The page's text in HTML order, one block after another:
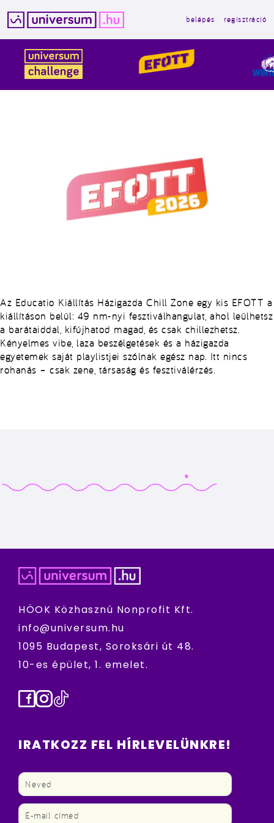
tartalomba
belépés regisztráció
Az Educatio Kiállítás Házigazda Chill Zone egy kis EFOTT a
kiállításon belül: 49 nm-nyi fesztiválhangulat, ahol leülhetsz
a barátaiddal, kifújhatod magad, és csak chillezhetsz.
Kényelmes vibe, laza beszélgetések és a házigazda
egyetemek saját playlistjei szólnak egész nap. Itt nincs
rohanás – csak zene, társaság és fesztiválérzés.
HÖOK Közhasznú Nonprofit Kft.
info@universum.hu
1095 Budapest, Soroksári út 48.
10-es épület, 1. emelet.
Facebook
Instagram
TikTok
IRATKOZZ FEL HÍRLEVELÜNKRE!